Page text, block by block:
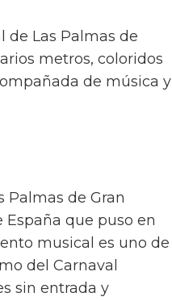
de Las Palmas de
metros, coloridos
de música y
Palmas de Gran
que puso en
musical es uno de
del Carnaval
sin entrada y